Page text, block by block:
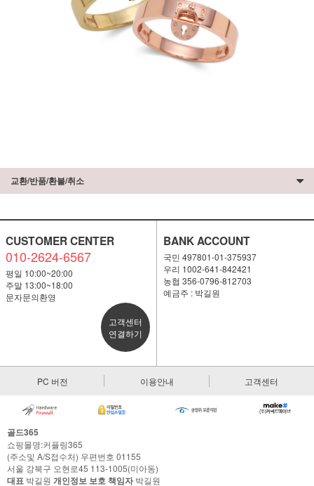
교환/반품/환불/취소
CUSTOMER CENTER
010-2624-6567
평일 10:00~20:00
주말 13:00~18:00
문자문의환영
고객센터
연결하기
BANK ACCOUNT
국민 497801-01-375937
우리 1002-641-842421
농협 356-0796-812703
예금주 : 박길원
PC 버전 이용안내 고객센터
골드365
쇼핑몰명:커플링365
(주소및 A/S접수처) 우편번호 01155
서울 강북구 오현로45 113-1005(미아동)
대표 박길원 개인정보 보호 책임자박길원